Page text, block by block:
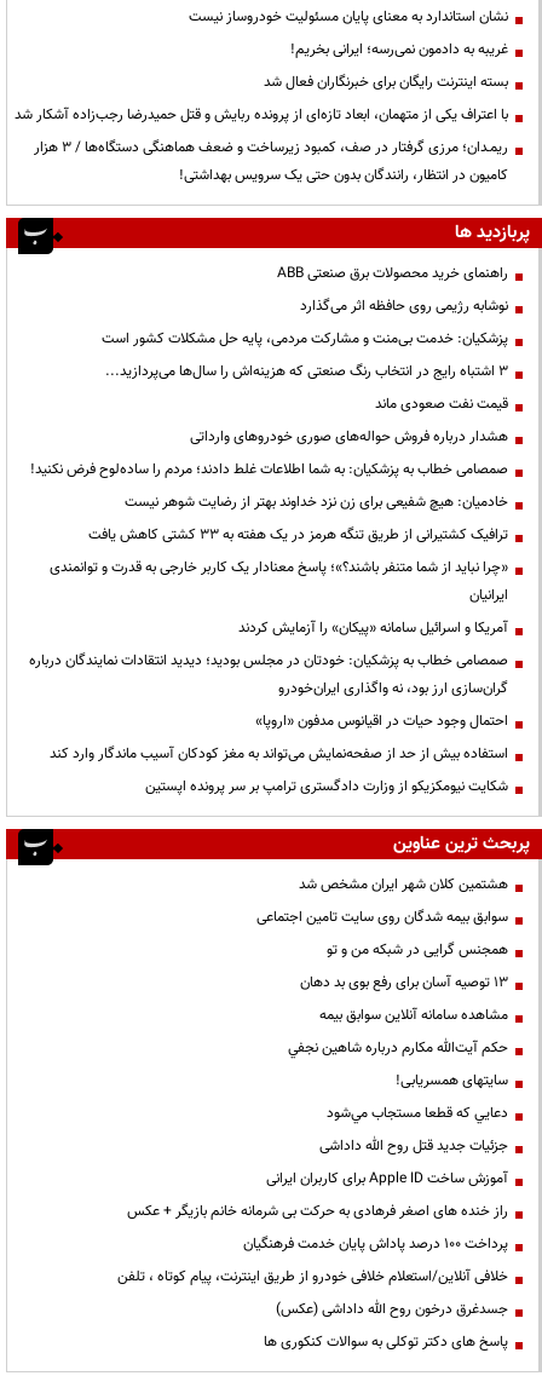
نشان استاندارد به معنای پایان مسئولیت خودروساز نیست
غریبه به دادمون نمی‌رسه؛ ایرانی بخریم!
بسته اینترنت رایگان برای خبرنگاران فعال شد
با اعتراف یکی از متهمان، ابعاد تازه‌ای از پرونده ربایش و قتل حمیدرضا رجب‌زاده آشکار شد
ریمـدان؛ مرزی گرفتار در صف، کمبود زیرساخت و ضعف هماهنگی دستگاه‌ها / ۳ هزار
کامیون در انتظار، رانندگان بدون حتی یک سرویس بهداشتی!
پربازدید ها
راهنمای خرید محصولات برق صنعتی ABB
نوشابه رژیمی روی حافظه اثر می‌گذارد
پزشکیان: خدمت بی‌منت و مشارکت مردمی، پایه حل مشکلات کشور است
3 اشتباه رایج در انتخاب رنگ صنعتی که هزینه‌اش را سال‌ها می‌پردازید...
قیمت نفت صعودی ماند
هشدار درباره فروش حواله‌های صوری خودروهای وارداتی
صمصامی خطاب به پزشکیان: به شما اطلاعات غلط دادند؛ مردم را ساده‌لوح فرض نکنید!
خادمیان: هیچ شفیعی برای زن نزد خداوند بهتر از رضایت شوهر نیست
ترافیک کشتیرانی از طریق تنگه هرمز در یک هفته به ۳۳ کشتی کاهش یافت
«چرا نباید از شما متنفر باشند؟»؛ پاسخ معنادار یک کاربر خارجی به قدرت و توانمندی
ایرانیان
آمریکا و اسرائیل سامانه «پیکان» را آزمایش کردند
صمصامی خطاب به پزشکیان: خودتان در مجلس بودید؛ دیدید انتقادات نمایندگان درباره
گران‌سازی ارز بود، نه واگذاری ایران‌خودرو
احتمال وجود حیات در اقیانوس مدفون «اروپا»
استفاده بیش از حد از صفحه‌نمایش می‌تواند به مغز کودکان آسیب ماندگار وارد کند
شکایت نیومکزیکو از وزارت دادگستری ترامپ بر سر پرونده اپستین
پربحث ترین عناوین
هشتمین کلان شهر ایران مشخص شد
سوابق بیمه شدگان روی سایت تامین اجتماعی
همجنس گرایی در شبکه من و تو
13 توصیه آسان برای رفع بوی بد دهان
مشاهده سامانه آنلاين سوابق بیمه
حكم آيت‌الله مكارم درباره شاهين نجفي
سایتهای همسریابی!
دعايي كه قطعا مستجاب مي‌شود
جزئیات جدید قتل روح الله داداشی
آموزش ساخت Apple ID برای کاربران ایرانی
راز خنده های اصغر فرهادی به حرکت بی شرمانه خانم بازیگر + عکس
پرداخت ۱۰۰ درصد پاداش پایان خدمت فرهنگیان
خلافی آنلاین/استعلام خلافی خودرو از طریق اینترنت، پیام کوتاه ، تلفن
جسدغرق درخون روح الله داداشی (عکس)
پاسخ های دکتر توکلی به سوالات کنکوری ها